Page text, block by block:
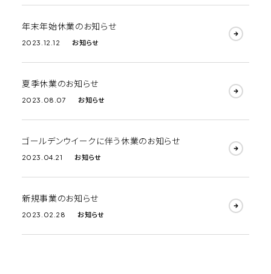
年末年始休業のお知らせ
2023.12.12 お知らせ
夏季休業のお知らせ
2023.08.07 お知らせ
ゴールデンウイークに伴う休業のお知らせ
2023.04.21 お知らせ
新規事業のお知らせ
2023.02.28 お知らせ